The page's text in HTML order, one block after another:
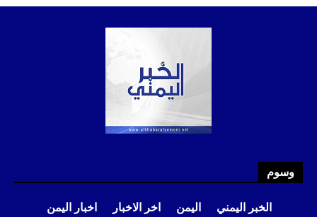
وسوم
الخبر اليمني اليمن اخر الاخبار
اخبار اليمن